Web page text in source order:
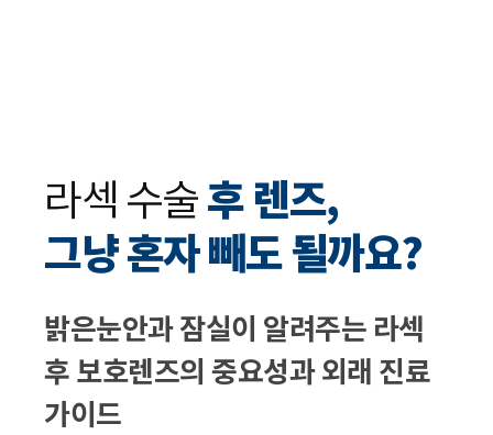
라섹 수술후 렌즈,
그냥 혼자 빼도 될까요?
밝은눈안과 잠실이 알려주는 라섹
후 보호렌즈의 중요성과 외래 진료
가이드